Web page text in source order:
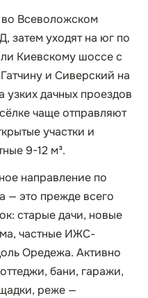
Всеволожском
затем уходят на юг по
Киевскому шоссе с
и Сиверский на
дачных проездов
чаще отправляют
участки и
9-12 м³.
направление по
— это прежде всего
старые дачи, новые
частные ИЖС-
Оредежа. Активно
бани, гаражи,
реже —